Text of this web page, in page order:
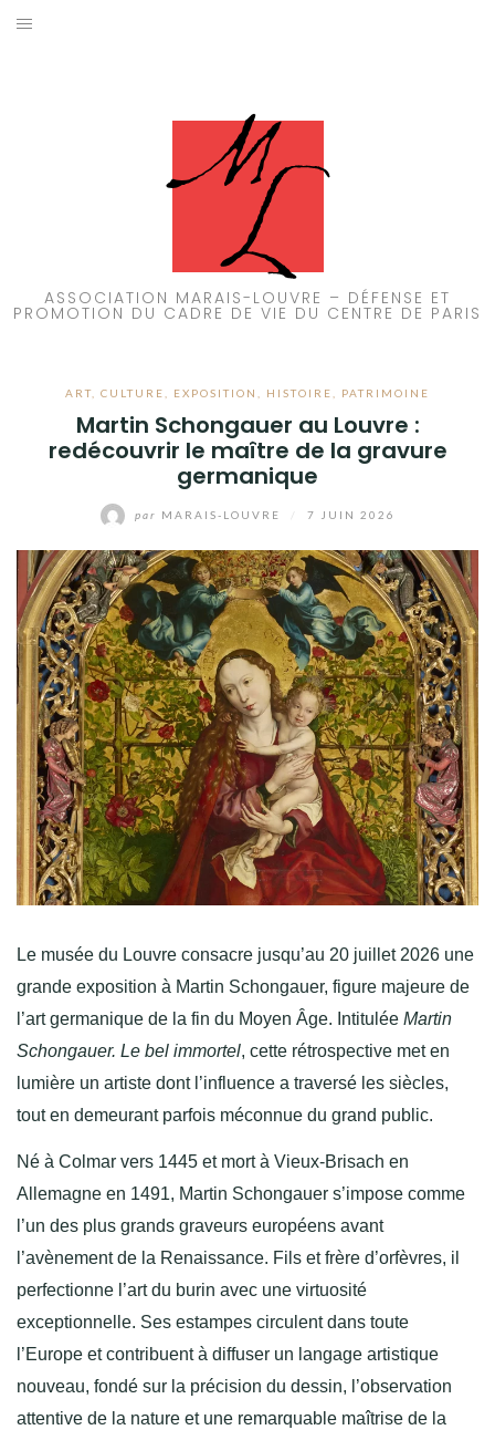
Aller
ASSOCIATION MARAIS-LOUVRE – DÉFENSE ET
PROMOTION DU CADRE DE VIE DU CENTRE DE PARIS
ART CULTURE EXPOSITION HISTOIRE PATRIMOINE
Martin Schongauer au Louvre :
redécouvrir le maître de la gravure
germanique
par MARAIS-LOUVRE 7 JUIN 2026
Le musée du Louvre consacre jusqu’au 20 juillet 2026 une
grande exposition à Martin Schongauer, figure majeure de
l’art germanique de la fin du Moyen Âge. Intitulée Martin
Schongauer. Le bel immortel, cette rétrospective met en
lumière un artiste dont l’influence a traversé les siècles,
tout en demeurant parfois méconnue du grand public.
Né à Colmar vers 1445 et mort à Vieux-Brisach en
Allemagne en 1491, Martin Schongauer s’impose comme
l’un des plus grands graveurs européens avant
l’avènement de la Renaissance. Fils et frère d’orfèvres, il
perfectionne l’art du burin avec une virtuosité
exceptionnelle. Ses estampes circulent dans toute
l’Europe et contribuent à diffuser un langage artistique
nouveau, fondé sur la précision du dessin, l’observation
attentive de la nature et une remarquable maîtrise de la